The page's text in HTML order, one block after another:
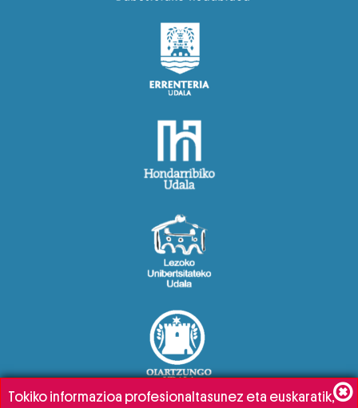
Tokiko informazioa profesionaltasunez eta euskaratik,